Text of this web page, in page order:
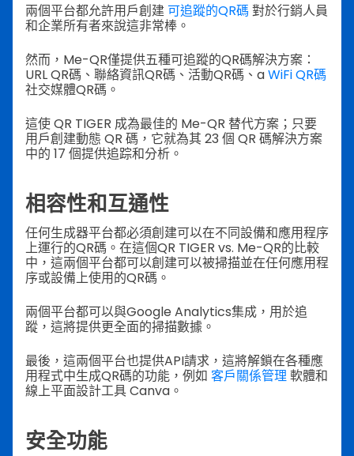
兩個平台都允許用戶創建可追蹤的QR碼 對於行銷人員
和企業所有者來說這非常棒。
然而，Me-QR僅提供五種可追蹤的QR碼解決方案：
URL QR碼、聯絡資訊QR碼、活動QR碼、aWiFi QR碼
社交媒體QR碼。
這使 QR TIGER 成為最佳的 Me-QR 替代方案；只要
用戶創建動態 QR 碼，它就為其 23 個 QR 碼解決方案
中的 17 個提供追踪和分析。
相容性和互通性
任何生成器平台都必須創建可以在不同設備和應用程序
上運行的QR碼。在這個QR TIGER vs. Me-QR的比較
中，這兩個平台都可以創建可以被掃描並在任何應用程
序或設備上使用的QR碼。
兩個平台都可以與Google Analytics集成，用於追
蹤，這將提供更全面的掃描數據。
最後，這兩個平台也提供API請求，這將解鎖在各種應
用程式中生成QR碼的功能，例如 客戶關係管理軟體和
線上平面設計工具 Canva。
安全功能